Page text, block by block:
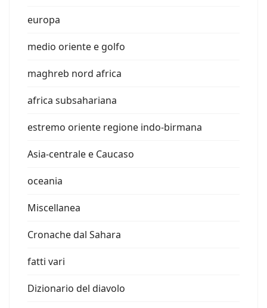
europa
medio oriente e golfo
maghreb nord africa
africa subsahariana
estremo oriente regione indo-birmana
Asia-centrale e Caucaso
oceania
Miscellanea
Cronache dal Sahara
fatti vari
Dizionario del diavolo